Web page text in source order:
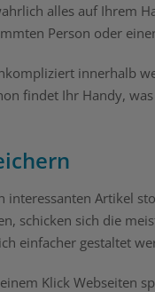
alles auf Ihrem
Person oder
innerhalb
findet Ihr Handy,
interessanten Artikel
schicken sich die
einfacher gestaltet
Klick Webseiten